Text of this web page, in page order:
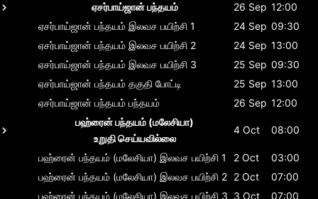
ஏசர்பாய்ஜான் பந்தயம்
26 Sep 12:00
ஏசர்பாய்ஜான் பந்தயம் இலவச பயிற்சி 1 24 Sep 09:30
ஏசர்பாய்ஜான் பந்தயம் இலவச பயிற்சி 2 24 Sep 13:00
ஏசர்பாய்ஜான் பந்தயம் இலவச பயிற்சி 3 25 Sep 09:30
ஏசர்பாய்ஜான் பந்தயம் தகுதி போட்டி 25 Sep 13:00
ஏசர்பாய்ஜான் பந்தயம் பந்தயம் 26 Sep 12:00
பஹ்ரைன் பந்தயம் (மலேசியா)
உறுதி செய்யவில்லை
4 Oct 08:00
பஹ்ரைன் பந்தயம் (மலேசியா) இலவச பயிற்சி 1 2 Oct
03:00
பஹ்ரைன் பந்தயம் (மலேசியா) இலவச பயிற்சி 2 2 Oct
07:00
பஹ்ரைன் பந்தயம் (மலேசியா) இலவச பயிற்சி 3 3 Oct
07:00